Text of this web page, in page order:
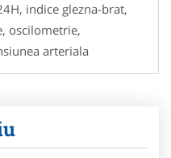
indice glezna-brat,
oscilometrie,
arteriala